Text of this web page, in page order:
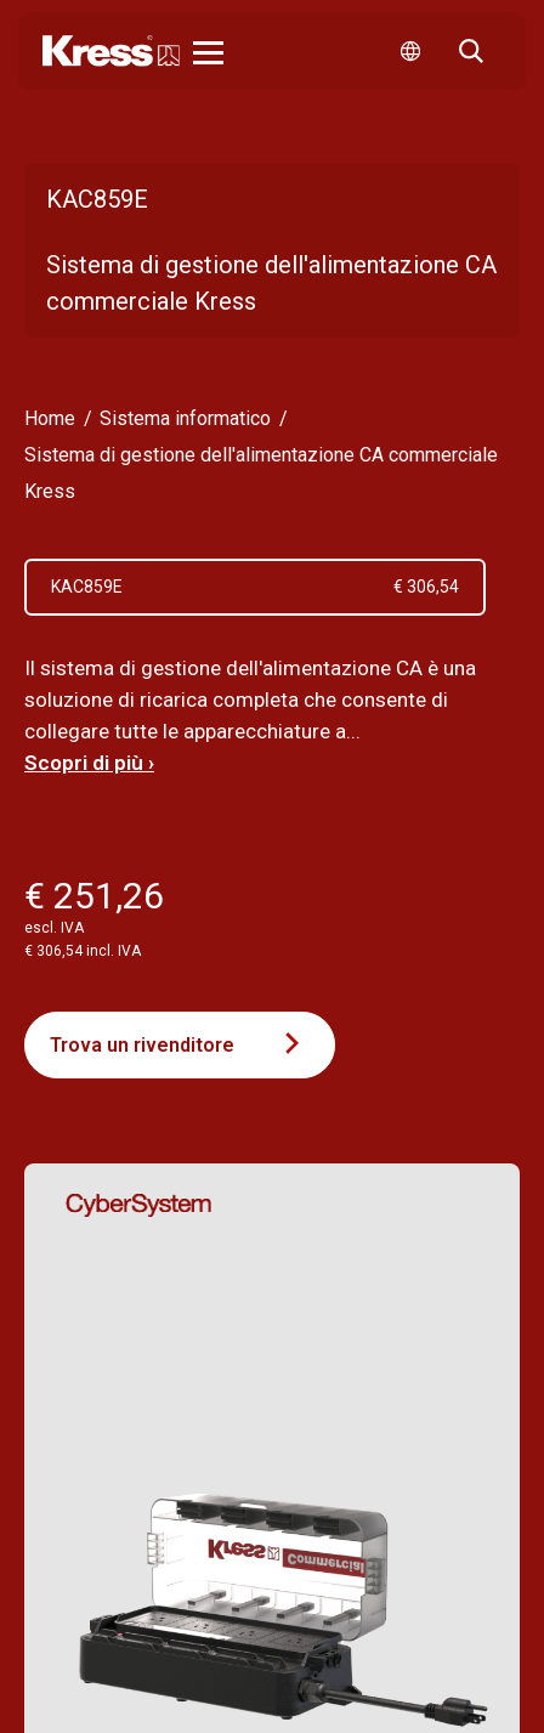
KAC859E
Sistema di gestione dell'alimentazione CA
commerciale Kress
Home
Sistema informatico
Sistema di gestione dell'alimentazione CA commerciale
Kress
KAC859E € 306,54
Il sistema di gestione dell'alimentazione CA è una
soluzione di ricarica completa che consente di
collegare tutte le apparecchiature a...
Scopri di più ›
€ 251,26
escl. IVA
€ 306,54 incl. IVA
Trova un rivenditore